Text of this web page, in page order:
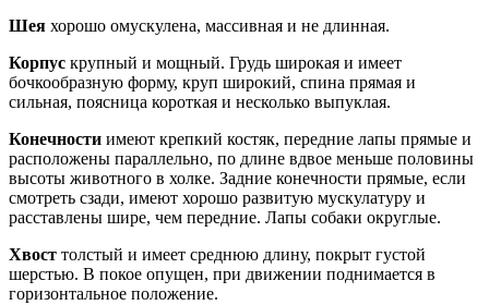
Шея хорошо омускулена, массивная и не длинная.
Корпус крупный и мощный. Грудь широкая и имеет
бочкообразную форму, круп широкий, спина прямая и
сильная, поясница короткая и несколько выпуклая.
Конечности имеют крепкий костяк, передние лапы прямые и
расположены параллельно, по длине вдвое меньше половины
высоты животного в холке. Задние конечности прямые, если
смотреть сзади, имеют хорошо развитую мускулатуру и
расставлены шире, чем передние. Лапы собаки округлые.
Хвост толстый и имеет среднюю длину, покрыт густой
шерстью. В покое опущен, при движении поднимается в
горизонтальное положение.